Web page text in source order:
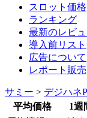
スロット価格
ランキング
最新のレビ
導入前リスト
広告について
レポート販売
サミー > デジハネ
平均価格
1週